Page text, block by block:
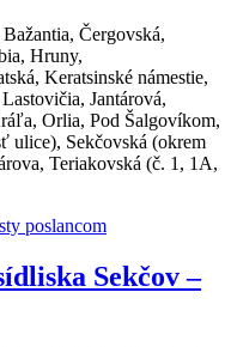
Čergovská,
Hruny,
Keratsinské námestie,
Jantárová,
Orlia, Pod Šalgovíkom,
ulice), Sekčovská (okrem
Teriakovská (č. 1, 1A,
poslancom
Sekčov –